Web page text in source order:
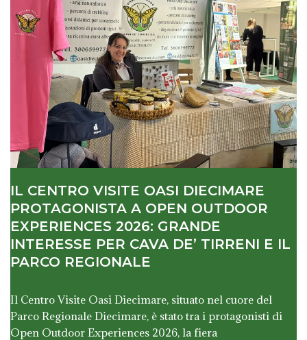
IL CENTRO VISITE OASI DIECIMARE
PROTAGONISTA A OPEN OUTDOOR
EXPERIENCES 2026: GRANDE
INTERESSE PER CAVA DE’ TIRRENI E IL
PARCO REGIONALE
Il Centro Visite Oasi Diecimare, situato nel cuore del
Parco Regionale Diecimare, è stato tra i protagonisti di
Open Outdoor Experiences 2026, la fiera